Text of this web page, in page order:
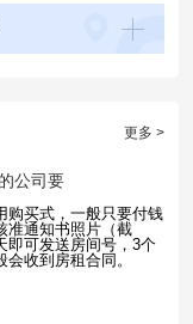
更多 >
公司要
购买式，一般只要付钱
准通知书照片（截
即可发送房间号，3个
会收到房租合同。